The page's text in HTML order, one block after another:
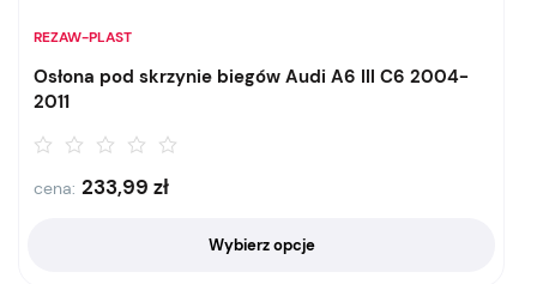
REZAW-PLAST
Osłona pod skrzynie biegów Audi A6 III C6 2004-
2011
cena: 233,99 zł
Wybierz opcje